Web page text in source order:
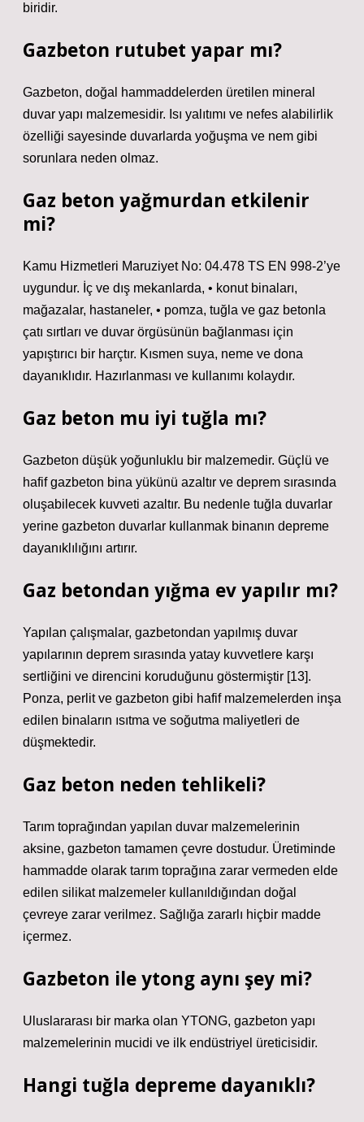
biridir.
Gazbeton rutubet yapar mı?
Gazbeton, doğal hammaddelerden üretilen mineral
duvar yapı malzemesidir. Isı yalıtımı ve nefes alabilirlik
özelliği sayesinde duvarlarda yoğuşma ve nem gibi
sorunlara neden olmaz.
Gaz beton yağmurdan etkilenir
mi?
Kamu Hizmetleri Maruziyet No: 04.478 TS EN 998-2’ye
uygundur. İç ve dış mekanlarda, • konut binaları,
mağazalar, hastaneler, • pomza, tuğla ve gaz betonla
çatı sırtları ve duvar örgüsünün bağlanması için
yapıştırıcı bir harçtır. Kısmen suya, neme ve dona
dayanıklıdır. Hazırlanması ve kullanımı kolaydır.
Gaz beton mu iyi tuğla mı?
Gazbeton düşük yoğunluklu bir malzemedir. Güçlü ve
hafif gazbeton bina yükünü azaltır ve deprem sırasında
oluşabilecek kuvveti azaltır. Bu nedenle tuğla duvarlar
yerine gazbeton duvarlar kullanmak binanın depreme
dayanıklılığını artırır.
Gaz betondan yığma ev yapılır mı?
Yapılan çalışmalar, gazbetondan yapılmış duvar
yapılarının deprem sırasında yatay kuvvetlere karşı
sertliğini ve direncini koruduğunu göstermiştir [13].
Ponza, perlit ve gazbeton gibi hafif malzemelerden inşa
edilen binaların ısıtma ve soğutma maliyetleri de
düşmektedir.
Gaz beton neden tehlikeli?
Tarım toprağından yapılan duvar malzemelerinin
aksine, gazbeton tamamen çevre dostudur. Üretiminde
hammadde olarak tarım toprağına zarar vermeden elde
edilen silikat malzemeler kullanıldığından doğal
çevreye zarar verilmez. Sağlığa zararlı hiçbir madde
içermez.
Gazbeton ile ytong aynı şey mi?
Uluslararası bir marka olan YTONG, gazbeton yapı
malzemelerinin mucidi ve ilk endüstriyel üreticisidir.
Hangi tuğla depreme dayanıklı?